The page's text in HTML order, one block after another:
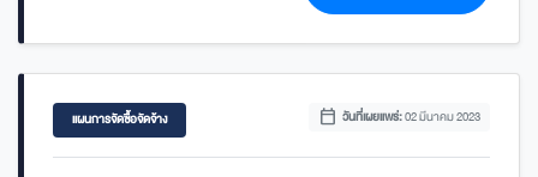
แผนการจัดซื้อจัดจ้าง calendar_today วันที่เผยแพร่:02 มีนาคม 2023